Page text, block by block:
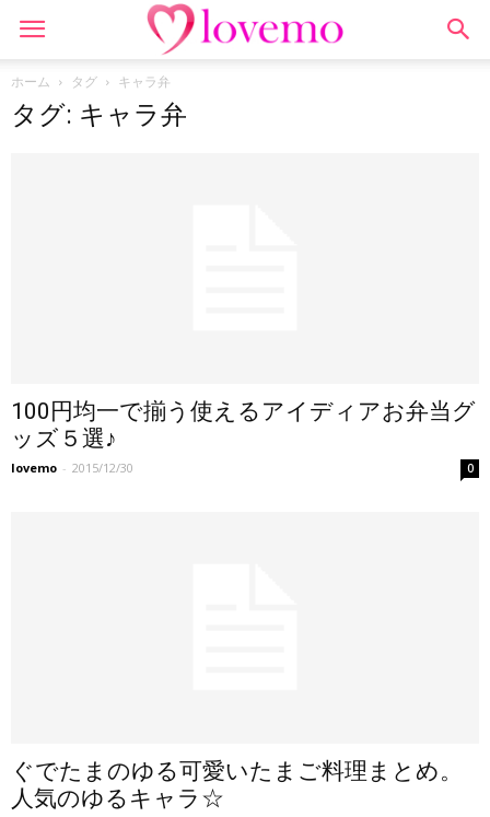
ホーム タグ キャラ弁
タグ: キャラ弁
100円均一で揃う使えるアイディアお弁当グ
ッズ５選♪
lovemo - 2015/12/30 0
ぐでたまのゆる可愛いたまご料理まとめ。
人気のゆるキャラ☆